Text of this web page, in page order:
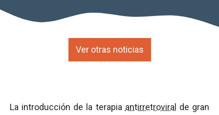
Ver otras noticias
La introducción de la terapia antirretroviral de gran